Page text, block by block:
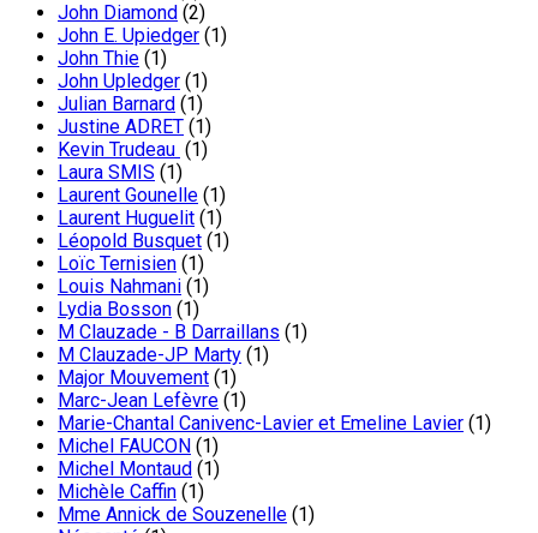
John Diamond (2)
John E. Upiedger (1)
John Thie (1)
John Upledger (1)
Julian Barnard (1)
Justine ADRET (1)
Kevin Trudeau (1)
Laura SMIS (1)
Laurent Gounelle (1)
Laurent Huguelit (1)
Léopold Busquet (1)
Loïc Ternisien (1)
Louis Nahmani (1)
Lydia Bosson (1)
M Clauzade - B Darraillans (1)
M Clauzade-JP Marty (1)
Major Mouvement (1)
Marc-Jean Lefèvre (1)
Marie-Chantal Canivenc-Lavier et Emeline Lavier (1)
Michel FAUCON (1)
Michel Montaud (1)
Michèle Caffin (1)
Mme Annick de Souzenelle (1)